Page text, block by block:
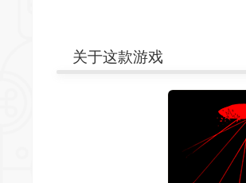
关于这款游戏